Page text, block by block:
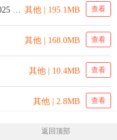
宝宝巴士汉字vip永久无限期2025 v9.80.20.03 安卓版 其他 | 195.1MB 查看
其他 | 168.0MB 查看
其他 | 10.4MB 查看
其他 | 2.8MB 查看
返回顶部